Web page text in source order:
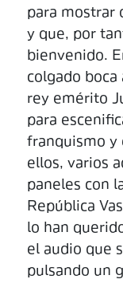
para mostrar
y que, por
bienvenido.
colgado boca
rey emérito
para
franquismo y
ellos, varios
paneles con
República
lo han
el audio que
pulsando un